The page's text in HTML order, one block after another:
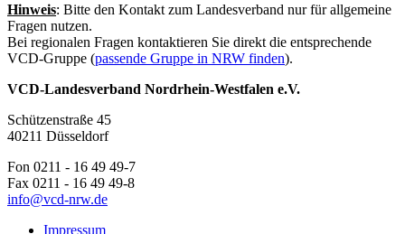
Hinweis: Bitte den Kontakt zum Landesverband nur für allgemeine
Fragen nutzen.
Bei regionalen Fragen kontaktieren Sie direkt die entsprechende
VCD-Gruppe (passende Gruppe in NRW finden).
VCD-Landesverband Nordrhein-Westfalen e.V.
Schützenstraße 45
40211 Düsseldorf
Fon 0211 - 16 49 49-7
Fax 0211 - 16 49 49-8
info@vcd-nrw.de
Impressum